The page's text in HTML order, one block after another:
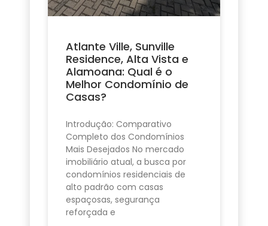
Atlante Ville, Sunville
Residence, Alta Vista e
Alamoana: Qual é o
Melhor Condomínio de
Casas?
Introdução: Comparativo
Completo dos Condomínios
Mais Desejados No mercado
imobiliário atual, a busca por
condomínios residenciais de
alto padrão com casas
espaçosas, segurança
reforçada e